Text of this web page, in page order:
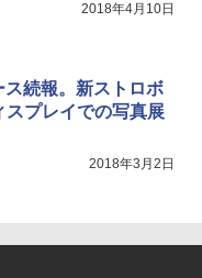
2018年4月10日
ス続報。新ストロボ
プレイでの写真展
2018年3月2日